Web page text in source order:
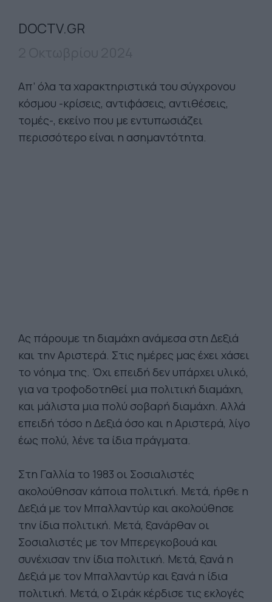
DOCTV.GR
Απ’ όλα τα χαρακτηριστικά του σύγχρονου
κόσμου -κρίσεις, αντιφάσεις, αντιθέσεις,
τομές-, εκείνο που με εντυπωσιάζει
περισσότερο είναι η ασημαντότητα.
Ας πάρουμε τη διαμάχη ανάμεσα στη Δεξιά
και την Αριστερά. Στις ημέρες μας έχει χάσει
το νόημα της. Όχι επειδή δεν υπάρχει υλικό,
για να τροφοδοτηθεί μια πολιτική διαμάχη,
και μάλιστα μια πολύ σοβαρή διαμάχη. Αλλά
επειδή τόσο η Δεξιά όσο και η Αριστερά, λίγο
έως πολύ, λένε τα ίδια πράγματα.
Στη Γαλλία το 1983 οι Σοσιαλιστές
ακολούθησαν κάποια πολιτική. Μετά, ήρθε η
Δεξιά με τον Μπαλλαντύρ και ακολούθησε
την ίδια πολιτική. Μετά, ξανάρθαν οι
Σοσιαλιστές με τον Μπερεγκοβουά και
συνέχισαν την ίδια πολιτική. Μετά, ξανά η
Δεξιά με τον Μπαλλαντύρ και ξανά η ίδια
πολιτική. Μετά, ο Σιράκ κέρδισε τις εκλογές